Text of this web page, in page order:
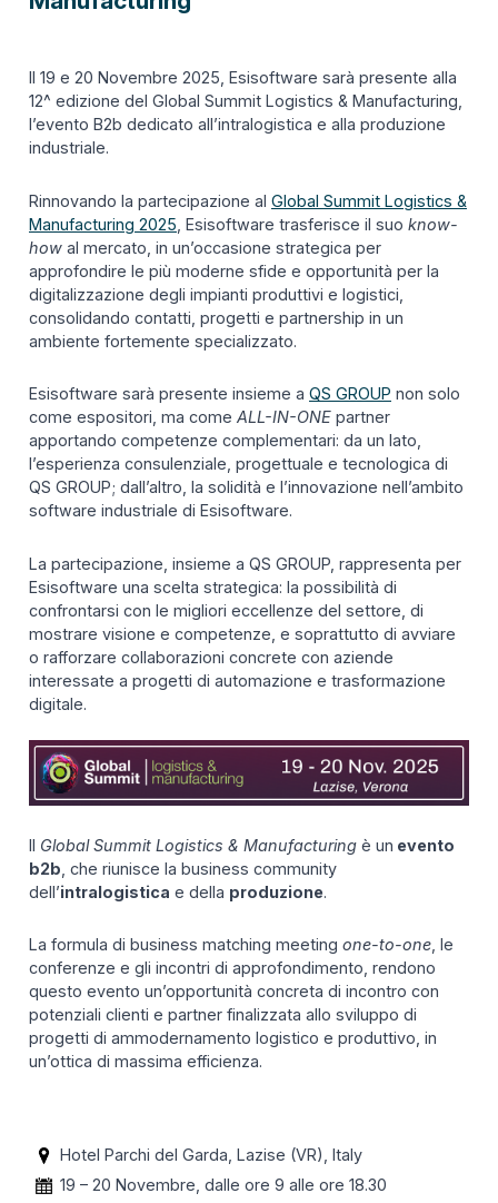
Il 19 e 20 Novembre 2025, Esisoftware sarà presente alla
12^ edizione del Global Summit Logistics & Manufacturing,
l’evento B2b dedicato all’intralogistica e alla produzione
industriale.
Rinnovando la partecipazione al Global Summit Logistics &
Manufacturing 2025 , Esisoftware trasferisce il suo know-
how al mercato, in un’occasione strategica per
approfondire le più moderne sfide e opportunità per la
digitalizzazione degli impianti produttivi e logistici,
consolidando contatti, progetti e partnership in un
ambiente fortemente specializzato.
Esisoftware sarà presente insieme a QS GROUP non solo
come espositori, ma come ALL-IN-ONE partner
apportando competenze complementari: da un lato,
l’esperienza consulenziale, progettuale e tecnologica di
QS GROUP; dall’altro, la solidità e l’innovazione nell’ambito
software industriale di Esisoftware.
La partecipazione, insieme a QS GROUP, rappresenta per
Esisoftware una scelta strategica: la possibilità di
confrontarsi con le migliori eccellenze del settore, di
mostrare visione e competenze, e soprattutto di avviare
o rafforzare collaborazioni concrete con aziende
interessate a progetti di automazione e trasformazione
digitale.
Il Global Summit Logistics & Manufacturing è un evento
b2b , che riunisce la business community
dell’intralogistica e della produzione.
La formula di business matching meeting one-to-one , le
conferenze e gli incontri di approfondimento, rendono
questo evento un’opportunità concreta di incontro con
potenziali clienti e partner finalizzata allo sviluppo di
progetti di ammodernamento logistico e produttivo, in
un’ottica di massima efficienza.
Hotel Parchi del Garda, Lazise (VR), Italy
19 – 20 Novembre, dalle ore 9 alle ore 18.30